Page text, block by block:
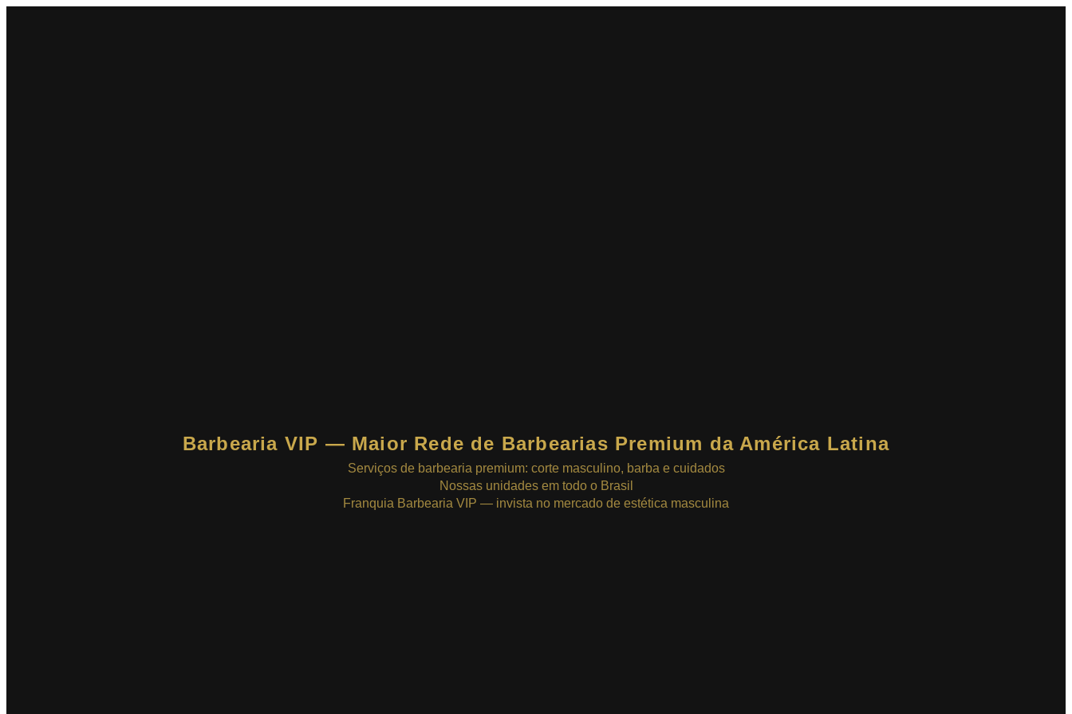
Barbearia VIP — Maior Rede de Barbearias Premium da América Latina
Serviços de barbearia premium: corte masculino, barba e cuidados
Nossas unidades em todo o Brasil
Franquia Barbearia VIP — invista no mercado de estética masculina